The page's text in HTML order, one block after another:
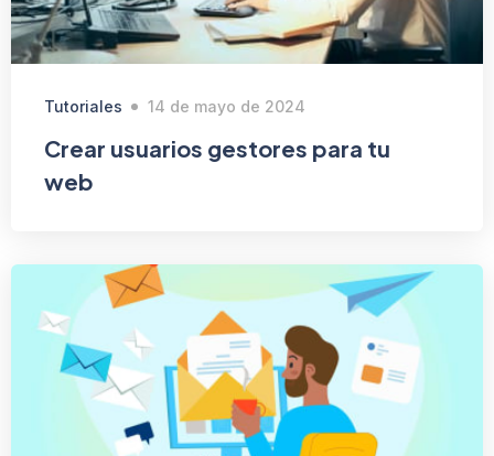
Tutoriales 14 de mayo de 2024
Crear usuarios gestores para tu
web